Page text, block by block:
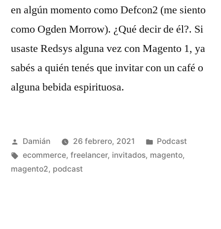
en algún momento como Defcon2 (me siento
como Ogden Morrow). ¿Qué decir de él?. Si
usaste Redsys alguna vez con Magento 1, ya
sabés a quién tenés que invitar con un café o
alguna bebida espirituosa.
Publicado
por
Damián 26 febrero, 2021
Publicado
en
Podcast
Etiquetas:
ecommerce, freelancer, invitados, magento,
magento2, podcast